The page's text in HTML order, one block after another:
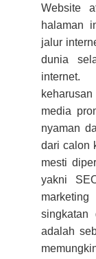
Website
halaman
jalur
dunia
internet.
media
nyaman
dari calon
mesti
yakni
singkatan
adalah